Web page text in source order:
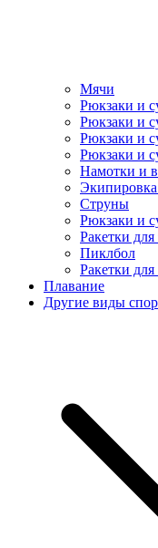
Мячи
Рюкзаки и
Рюкзаки и
Рюкзаки и
Рюкзаки и
Намотки и
Экипировка
Струны
Рюкзаки и
Ракетки для
Пиклбол
Ракетки
Плавание
Другие виды